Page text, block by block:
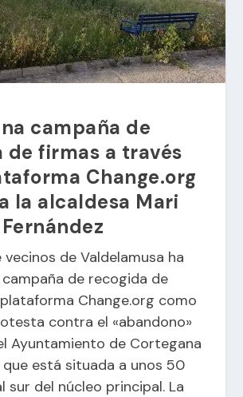
campaña de
de firmas a través
Change.org
la alcaldesa Mari
de Valdelamusa ha
de recogida de
Change.org como
contra el «abandono»
Ayuntamiento de Cortegana
que está situada a unos 50
sur del núcleo principal. La